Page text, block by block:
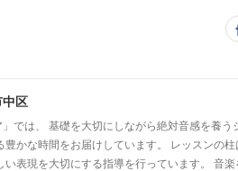
区
では、 基礎を大切にしながら絶対音感を養
かな時間をお届けしています。 レッスンの
表現を大切にする指導を行っています。 音